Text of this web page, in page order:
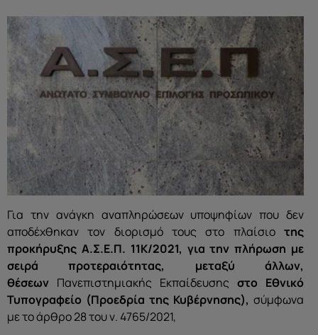
Για την ανάγκη αναπληρώσεων υποψηφίων που δεν
αποδέχθηκαν τον διορισμό τους στο πλαίσιο της
προκήρυξης Α.Σ.Ε.Π. 11Κ/2021, για την πλήρωση με
σειρά προτεραιότητας, μεταξύ άλλων,
θέσεων Πανεπιστημιακής Εκπαίδευσης στο Εθνικό
Τυπογραφείο (Προεδρία της Κυβέρνησης), σύμφωνα
με το άρθρο 28 του ν. 4765/2021,